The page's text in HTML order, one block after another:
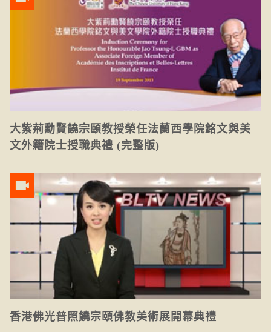
大紫荊勳賢饒宗頤教授榮任法蘭西學院銘文與美
文外籍院士授職典禮 (完整版)
香港佛光普照饒宗頤佛教美術展開幕典禮